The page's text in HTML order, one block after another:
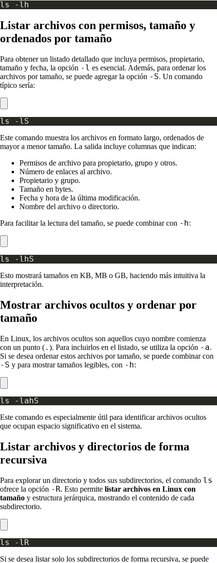
Listar archivos con permisos, tamaño y
ordenados por tamaño
Para obtener un listado detallado que incluya permisos, propietario,
tamaño y fecha, la opción -l es esencial. Además, para ordenar los
archivos por tamaño, se puede agregar la opción -S. Un comando
típico sería:
Este comando muestra los archivos en formato largo, ordenados de
mayor a menor tamaño. La salida incluye columnas que indican:
Permisos de archivo para propietario, grupo y otros.
Número de enlaces al archivo.
Propietario y grupo.
Tamaño en bytes.
Fecha y hora de la última modificación.
Nombre del archivo o directorio.
Para facilitar la lectura del tamaño, se puede combinar con -h:
Esto mostrará tamaños en KB, MB o GB, haciendo más intuitiva la
interpretación.
Mostrar archivos ocultos y ordenar por
tamaño
En Linux, los archivos ocultos son aquellos cuyo nombre comienza
con un punto (. ). Para incluirlos en el listado, se utiliza la opción -a.
Si se desea ordenar estos archivos por tamaño, se puede combinar con
-S y para mostrar tamaños legibles, con -h:
Este comando es especialmente útil para identificar archivos ocultos
que ocupan espacio significativo en el sistema.
Listar archivos y directorios de forma
recursiva
Para explorar un directorio y todos sus subdirectorios, el comando ls
ofrece la opción -R. Esto permite listar archivos en Linux con
tamaño y estructura jerárquica, mostrando el contenido de cada
subdirectorio.
Si se desea listar solo los subdirectorios de forma recursiva, se puede